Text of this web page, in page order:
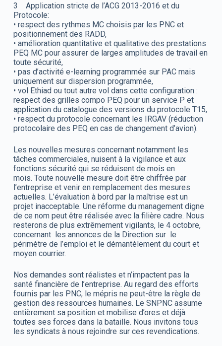
3 Application stricte de l’ACG 2013-2016 et du
Protocole:
• respect des rythmes MC choisis par les PNC et
positionnement des RADD,
• amélioration quantitative et qualitative des prestations
PEQ MC pour assurer de larges amplitudes de travail en
toute sécurité,
• pas d’activité e-learning programmée sur PAC mais
uniquement sur dispersion programmée,
• vol Ethiad ou tout autre vol dans cette configuration :
respect des grilles compo PEQ pour un service P et
application du catalogue des versions du protocole T15,
• respect du protocole concernant les IRGAV (réduction
protocolaire des PEQ en cas de changement d’avion).
Les nouvelles mesures concernant notamment les
tâches commerciales, nuisent à la vigilance et aux
fonctions sécurité qui se réduisent de mois en
mois. Toute nouvelle mesure doit être chiffrée par
l’entreprise et venir en remplacement des mesures
actuelles. L’évaluation à bord par la maîtrise est un
projet inacceptable. Une réforme du management digne
de ce nom peut être réalisée avec la filière cadre. Nous
resterons de plus extrêmement vigilants, le 4 octobre,
concernant les annonces de la Direction sur le
périmètre de l’emploi et le démantèlement du court et
moyen courrier.
Nos demandes sont réalistes et n’impactent pas la
santé financière de l’entreprise. Au regard des efforts
fournis par les PNC, le mépris ne peut-être la règle de
gestion des ressources humaines. Le SNPNC assume
entièrement sa position et mobilise d’ores et déjà
toutes ses forces dans la bataille. Nous invitons tous
les syndicats à nous rejoindre sur ces revendications.